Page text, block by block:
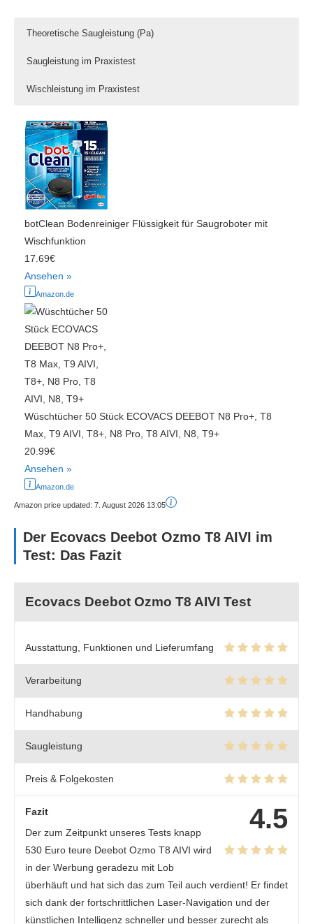
Theoretische Saugleistung (Pa)
Saugleistung im Praxistest
Wischleistung im Praxistest
botClean Bodenreiniger Flüssigkeit für Saugroboter mit
Wischfunktion
17.69€
Ansehen »
Amazon.de
Wüschtücher 50 Stück ECOVACS DEEBOT N8 Pro+, T8
Max, T9 AIVI, T8+, N8 Pro, T8 AIVI, N8, T9+
20.99€
Ansehen »
Amazon.de
Amazon price updated: 7. August 2026 13:05
Der Ecovacs Deebot Ozmo T8 AIVI im
Test: Das Fazit
Ecovacs Deebot Ozmo T8 AIVI Test
Ausstattung, Funktionen und Lieferumfang
Verarbeitung
Handhabung
Saugleistung
Preis & Folgekosten
4.5
Fazit
Der zum Zeitpunkt unseres Tests knapp
530 Euro teure Deebot Ozmo T8 AIVI wird
in der Werbung geradezu mit Lob
überhäuft und hat sich das zum Teil auch verdient! Er findet
sich dank der fortschrittlichen Laser-Navigation und der
künstlichen Intelligenz schneller und besser zurecht als